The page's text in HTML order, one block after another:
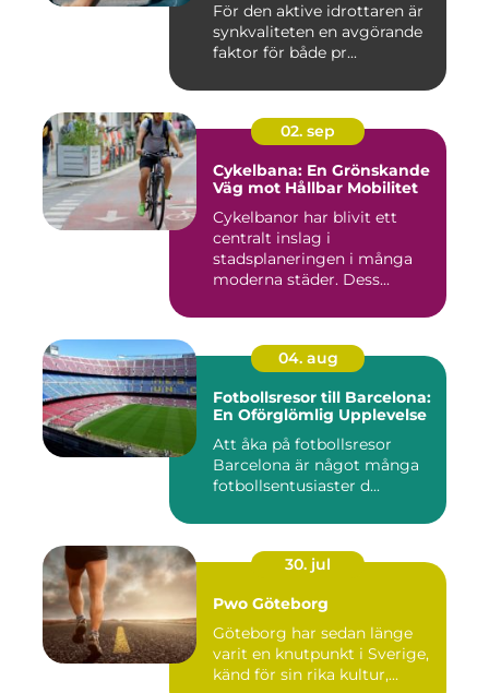
För den aktive idrottaren är
synkvaliteten en avgörande
faktor för både pr...
02. sep
Cykelbana: En Grönskande
Väg mot Hållbar Mobilitet
Cykelbanor har blivit ett
centralt inslag i
stadsplaneringen i många
moderna städer. Dess...
04. aug
Fotbollsresor till Barcelona:
En Oförglömlig Upplevelse
Att åka på fotbollsresor
Barcelona är något många
fotbollsentusiaster d...
30. jul
Pwo Göteborg
Göteborg har sedan länge
varit en knutpunkt i Sverige,
känd för sin rika kultur,...